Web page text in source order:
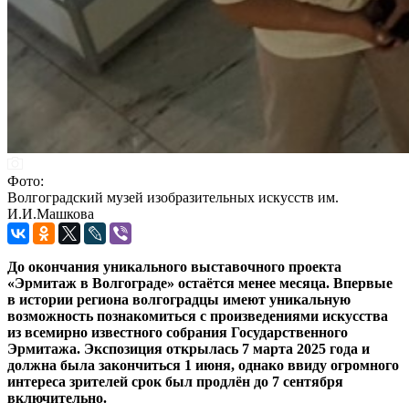
Фото:
Волгоградский музей изобразительных искусств им.
И.И.Машкова
До окончания уникального выставочного проекта
«Эрмитаж в Волгограде» остаётся менее месяца. Впервые
в истории региона волгоградцы имеют уникальную
возможность познакомиться с произведениями искусства
из всемирно известного собрания Государственного
Эрмитажа. Экспозиция открылась 7 марта 2025 года и
должна была закончиться 1 июня, однако ввиду огромного
интереса зрителей срок был продлён до 7 сентября
включительно.